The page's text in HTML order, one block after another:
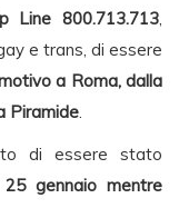
Line 800.713.713,
e trans, di essere
a Roma, dalla
Piramide.
di essere stato
gennaio mentre